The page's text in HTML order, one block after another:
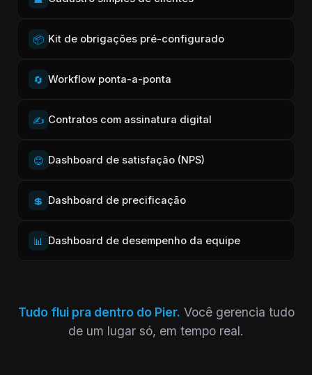
📦 Kit de obrigações pré-configurado
🔄 Workflow ponta-a-ponta
✍️ Contratos com assinatura digital
😊 Dashboard de satisfação (NPS)
💲 Dashboard de precificação
📊 Dashboard de desempenho da equipe
Tudo flui pra dentro do Pier. Você gerencia tudo
de um lugar só, em tempo real.